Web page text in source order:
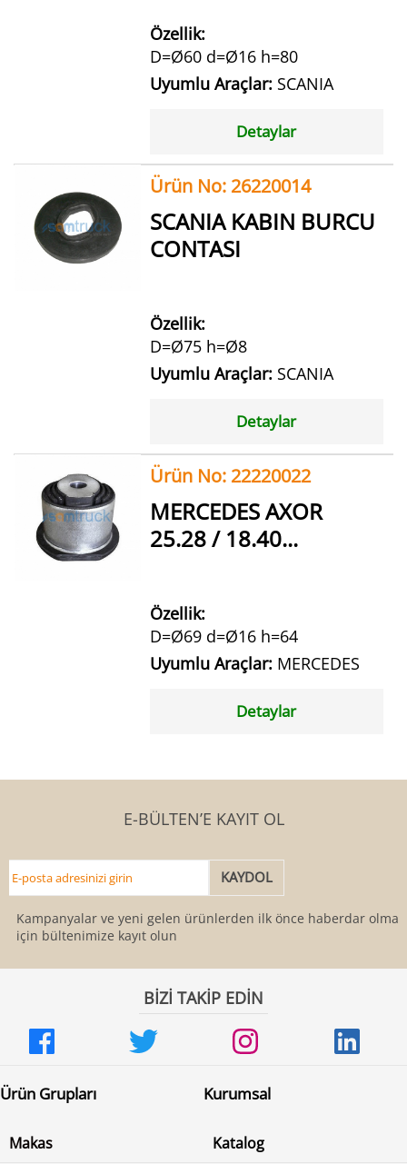
Özellik:
D=Ø60 d=Ø16 h=80
Uyumlu Araçlar: SCANIA
Detaylar
Ürün No: 26220014
SCANIA KABIN BURCU
CONTASI
Özellik:
D=Ø75 h=Ø8
Uyumlu Araçlar: SCANIA
Detaylar
Ürün No: 22220022
MERCEDES AXOR
25.28 / 18.40...
Özellik:
D=Ø69 d=Ø16 h=64
Uyumlu Araçlar: MERCEDES
Detaylar
E-BÜLTEN’E KAYIT OL
Kampanyalar ve yeni gelen ürünlerden ilk önce haberdar olmak
için bültenimize kayıt olun
BİZİ TAKİP EDİN
Ürün Grupları
Makas
Kurumsal
Katalog